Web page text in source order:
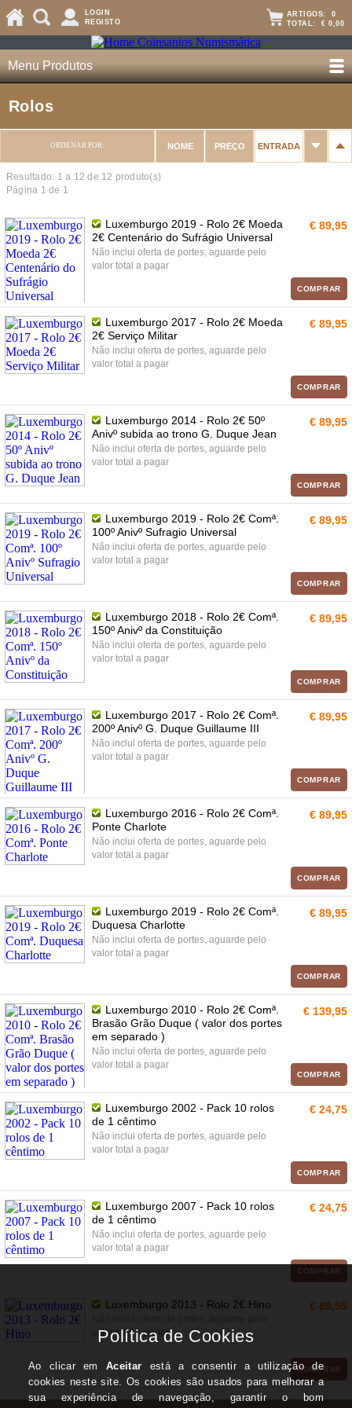
LOGIN
REGISTO
ARTIGOS: 0
TOTAL: € 0,00
Menu Produtos
Rolos
ORDENAR POR: NOME PREÇO ENTRADA
Resultado: 1 a 12 de 12 produto(s)
Página 1 de 1
Luxemburgo 2019 - Rolo 2€ Moeda
2€ Centenário do Sufrágio Universal
Não inclui oferta de portes, aguarde pelo
valor total a pagar
€ 89,95
COMPRAR
Luxemburgo 2017 - Rolo 2€ Moeda
2€ Serviço Militar
Não inclui oferta de portes, aguarde pelo
valor total a pagar
€ 89,95
COMPRAR
Luxemburgo 2014 - Rolo 2€ 50º
Anivº subida ao trono G. Duque Jean
Não inclui oferta de portes, aguarde pelo
valor total a pagar
€ 89,95
COMPRAR
Luxemburgo 2019 - Rolo 2€ Comª.
100º Anivº Sufragio Universal
Não inclui oferta de portes, aguarde pelo
valor total a pagar
€ 89,95
COMPRAR
Luxemburgo 2018 - Rolo 2€ Comª.
150º Anivº da Constituição
Não inclui oferta de portes, aguarde pelo
valor total a pagar
€ 89,95
COMPRAR
Luxemburgo 2017 - Rolo 2€ Comª.
200º Anivº G. Duque Guillaume III
Não inclui oferta de portes, aguarde pelo
valor total a pagar
€ 89,95
COMPRAR
Luxemburgo 2016 - Rolo 2€ Comª.
Ponte Charlote
Não inclui oferta de portes, aguarde pelo
valor total a pagar
€ 89,95
COMPRAR
Luxemburgo 2019 - Rolo 2€ Comª.
Duquesa Charlotte
Não inclui oferta de portes, aguarde pelo
valor total a pagar
€ 89,95
COMPRAR
Luxemburgo 2010 - Rolo 2€ Comª.
Brasão Grão Duque ( valor dos portes
em separado )
Não inclui oferta de portes, aguarde pelo
valor total a pagar
€ 139,95
COMPRAR
Luxemburgo 2002 - Pack 10 rolos
de 1 cêntimo
Não inclui oferta de portes, aguarde pelo
valor total a pagar
€ 24,75
COMPRAR
Luxemburgo 2007 - Pack 10 rolos
de 1 cêntimo
Não inclui oferta de portes, aguarde pelo
valor total a pagar
€ 24,75
COMPRAR
Luxemburgo 2013 - Rolo 2€ Hino
valor total a pagar
€ 89,95
COMPRAR